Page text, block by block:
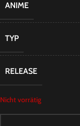
ANIME
TYP
RELEASE
Nicht vorrätig